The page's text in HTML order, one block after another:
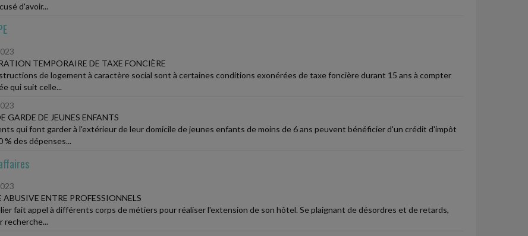
d'avoir...
TEMPORAIRE DE TAXE FONCIÈRE
de logement à caractère social sont à certaines conditions exonérées de taxe foncière durant 15 ans à compter
qui suit celle...
GARDE DE JEUNES ENFANTS
qui font garder à l'extérieur de leur domicile de jeunes enfants de moins de 6 ans peuvent bénéficier d'un crédit d'impôt
% des dépenses...
ABUSIVE ENTRE PROFESSIONNELS
fait appel à différents corps de métiers pour réaliser l'extension de son hôtel. Se plaignant de désordres et de retards,
recherche...